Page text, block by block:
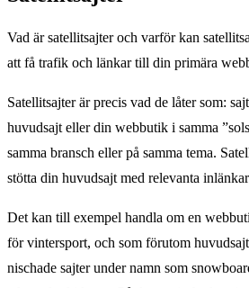
Vad är satellitsajter och varför kan
att få trafik och länkar till din primära
Satellitsajter är precis vad de låter som:
huvudsajt eller din webbutik i samma
samma bransch eller på samma tema.
stötta din huvudsajt med relevanta
Det kan till exempel handla om en
för vintersport, och som förutom
nischade sajter under namn som